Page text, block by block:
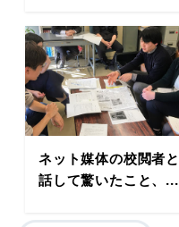
ネット媒体の校閲者と
話して驚いたこと、...